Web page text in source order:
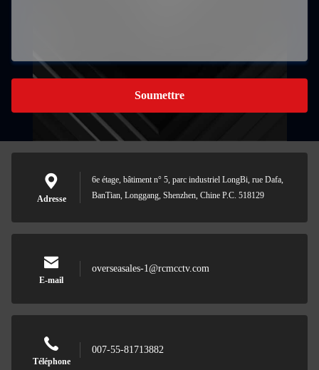
Soumettre
Adresse
6e étage, bâtiment n° 5, parc industriel LongBi, rue Dafa,
BanTian, Longgang, Shenzhen, Chine P.C. 518129
E-mail
overseasales-1@rcmcctv.com
Téléphone
007-55-81713882